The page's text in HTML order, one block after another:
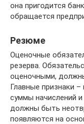
она пригодится
обращается
Резюме
Оценочные
резерва.
оценочными,
Главные признаки
суммы начислений
должны быть
появляются на